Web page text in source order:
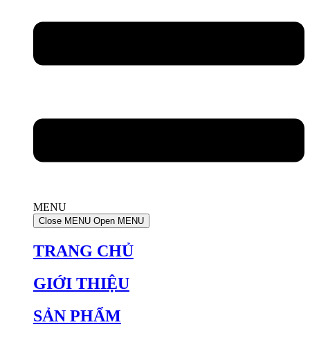
MENU
Close MENU Open MENU
TRANG CHỦ
GIỚI THIỆU
SẢN PHẨM